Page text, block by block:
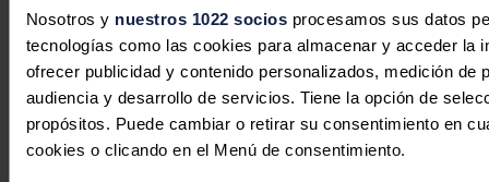
Nosotros y nuestros 1022 sociosprocesamos sus datos
tecnologías como las cookies para almacenar y acceder la
ofrecer publicidad y contenido personalizados, medición de
audiencia y desarrollo de servicios. Tiene la opción de
propósitos. Puede cambiar o retirar su consentimiento en
cookies o clicando en el Menú de consentimiento.
Movilidad
Almacenamiento
Startups & Innovación
Hidrógeno
Top 10
Tech